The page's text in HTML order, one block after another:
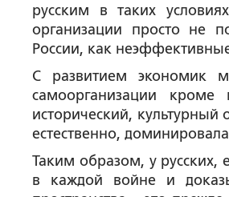
русским в таких
организации просто не
России, как
С развитием экономик
самоорганизации
исторический, культурный
естественно,
Таким образом, у русских,
в каждой войне и